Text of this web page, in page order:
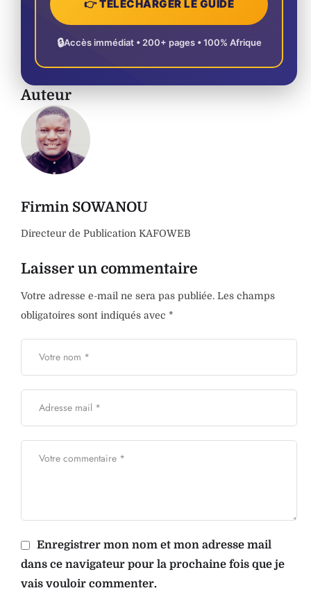
👉 TÉLÉCHARGER LE GUIDE
🔒Accès immédiat • 200+ pages • 100% Afrique
Auteur
Firmin SOWANOU
Directeur de Publication KAFOWEB
Laisser un commentaire
Votre adresse e-mail ne sera pas publiée. Les champs
obligatoires sont indiqués avec *
Enregistrer mon nom et mon adresse mail
dans ce navigateur pour la prochaine fois que je
vais vouloir commenter.